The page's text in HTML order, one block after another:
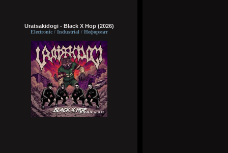
Uratsakidogi - Black X Hop (2026)
Electronic / Industrial / Неформат